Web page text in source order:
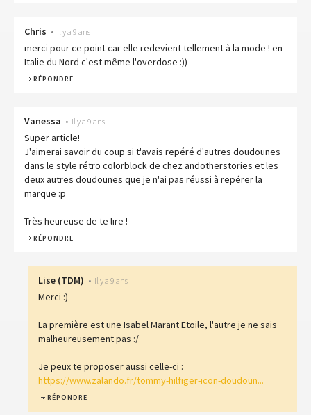
Chris • Il y a 9 ans
merci pour ce point car elle redevient tellement à la mode ! en
Italie du Nord c'est même l'overdose :))
RÉPONDRE
Vanessa • Il y a 9 ans
Super article!
J'aimerai savoir du coup si t'avais repéré d'autres doudounes
dans le style rétro colorblock de chez andotherstories et les
deux autres doudounes que je n'ai pas réussi à repérer la
marque :p
Très heureuse de te lire !
RÉPONDRE
Lise (TDM) • Il y a 9 ans
Merci :)
La première est une Isabel Marant Etoile, l'autre je ne sais
malheureusement pas :/
Je peux te proposer aussi celle-ci :
https://www.zalando.fr/tommy-hilfiger-icon-doudoun...
RÉPONDRE